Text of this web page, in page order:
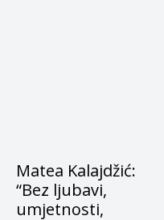
Matea Kalajdžić:
“Bez ljubavi,
umjetnosti,